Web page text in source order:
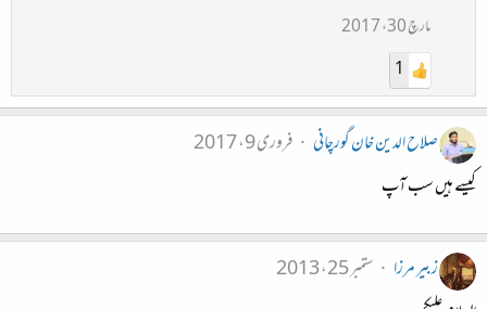
مارچ 30، 2017
1
صلاح الدین خان گورچانی
فروری 9، 2017
کیسے ہیں سب آپ
زبیر مرزا
ستمبر 25، 2013